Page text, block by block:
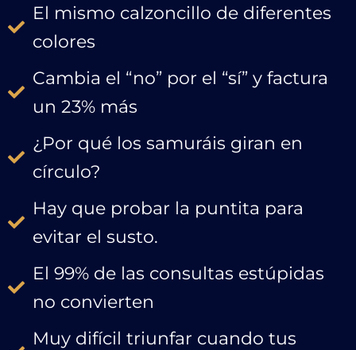
El mismo calzoncillo de diferentes
colores
Cambia el “no” por el “sí” y factura
un 23% más
¿Por qué los samuráis giran en
círculo?
Hay que probar la puntita para
evitar el susto.
El 99% de las consultas estúpidas
no convierten
Muy difícil triunfar cuando tus